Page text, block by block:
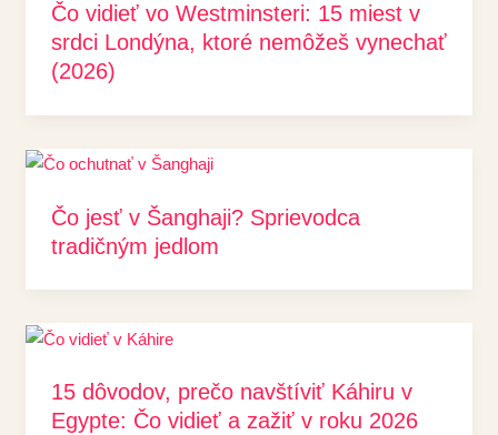
Čo vidieť vo Westminsteri: 15 miest v
srdci Londýna, ktoré nemôžeš vynechať
(2026)
Čo jesť v Šanghaji? Sprievodca
tradičným jedlom
15 dôvodov, prečo navštíviť Káhiru v
Egypte: Čo vidieť a zažiť v roku 2026